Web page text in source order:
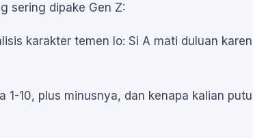
sering dipake Gen Z:
karakter temen lo: Si A mati duluan
1-10, plus minusnya, dan kenapa kalian